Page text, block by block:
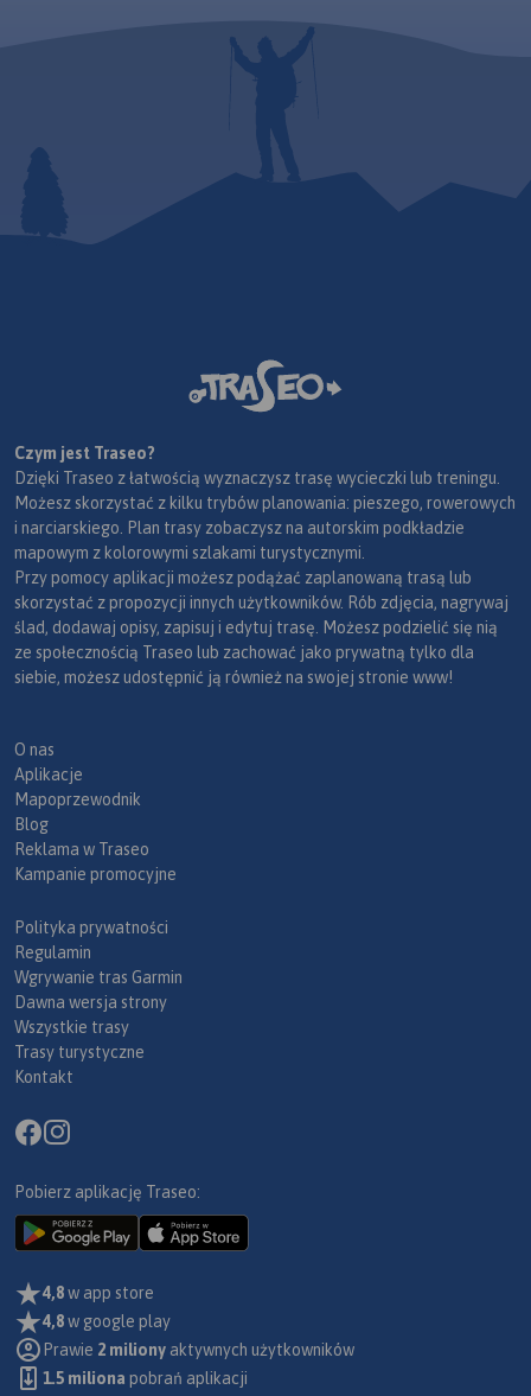
Czym jest Traseo?
Dzięki Traseo z łatwością wyznaczysz trasę wycieczki lub treningu.
Możesz skorzystać z kilku trybów planowania: pieszego, rowerowych
i narciarskiego. Plan trasy zobaczysz na autorskim podkładzie
mapowym z kolorowymi szlakami turystycznymi.
Przy pomocy aplikacji możesz podążać zaplanowaną trasą lub
skorzystać z propozycji innych użytkowników. Rób zdjęcia, nagrywaj
ślad, dodawaj opisy, zapisuj i edytuj trasę. Możesz podzielić się nią
ze społecznością Traseo lub zachować jako prywatną tylko dla
siebie, możesz udostępnić ją również na swojej stronie www!
O nas
Aplikacje
Mapoprzewodnik
Blog
Reklama w Traseo
Kampanie promocyjne
Polityka prywatności
Regulamin
Wgrywanie tras Garmin
Dawna wersja strony
Wszystkie trasy
Trasy turystyczne
Kontakt
Pobierz aplikację Traseo:
4,8w app store
4,8w google play
Prawie 2 miliony aktywnych użytkowników
1.5 miliona pobrań aplikacji